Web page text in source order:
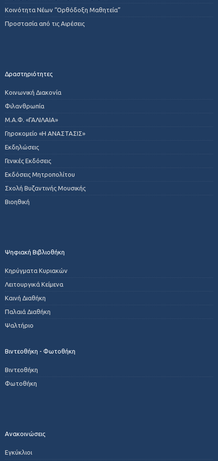
Κοινότητα Νέων “Ορθόδοξη Μαθητεία”
Προστασία από τις Αιρέσεις
Δραστηριότητες
Κοινωνική Διακονία
Φιλανθρωπία
Μ.Α.Φ. «ΓΑΛΙΛΑΙΑ»
Γηροκομείο «Η ΑΝΑΣΤΑΣΙΣ»
Εκδηλώσεις
Γενικές Εκδόσεις
Εκδόσεις Μητροπολίτου
Σχολή Βυζαντινής Μουσικής
Βιοηθική
Ψηφιακή Βιβλιοθήκη
Κηρύγματα Κυριακών
Λειτουργικά Κείμενα
Καινή Διαθήκη
Παλαιά Διαθήκη
Ψαλτήριο
Βιντεοθήκη - Φωτοθήκη
Βιντεοθήκη
Φωτοθήκη
Ανακοινώσεις
Εγκύκλιοι